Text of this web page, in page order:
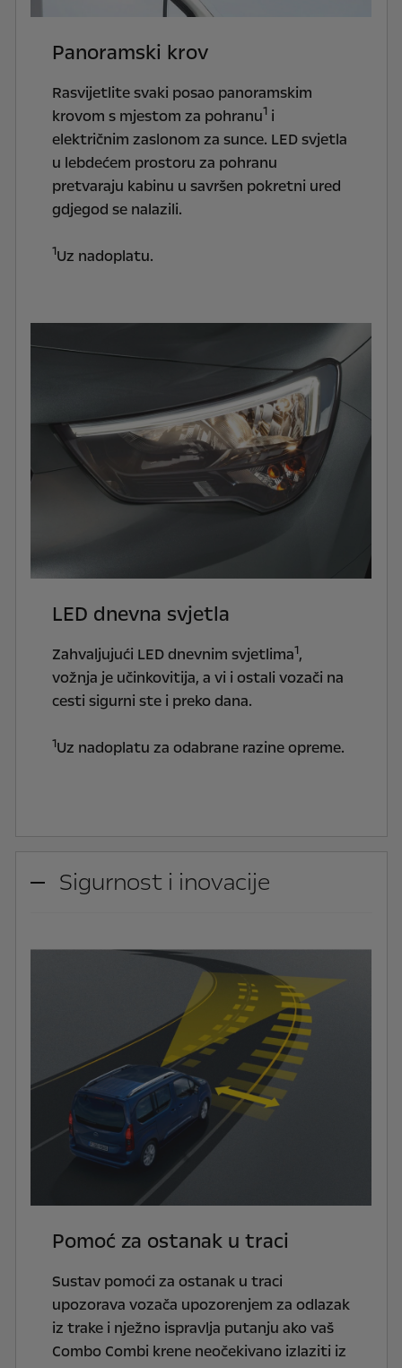
Panoramski krov
Rasvijetlite svaki posao panoramskim
krovom s mjestom za pohranu1i
električnim zaslonom za sunce. LED svjetla
u lebdećem prostoru za pohranu
pretvaraju kabinu u savršen pokretni ured
gdjegod se nalazili.
1Uz nadoplatu.
LED dnevna svjetla
Zahvaljujući LED dnevnim svjetlima1,
vožnja je učinkovitija, a vi i ostali vozači na
cesti sigurni ste i preko dana.
1Uz nadoplatu za odabrane razine opreme.
Sigurnost i inovacije
Pomoć za ostanak u traci
Sustav pomoći za ostanak u traci
upozorava vozača upozorenjem za odlazak
iz trake i nježno ispravlja putanju ako vaš
Combo Combi krene neočekivano izlaziti iz